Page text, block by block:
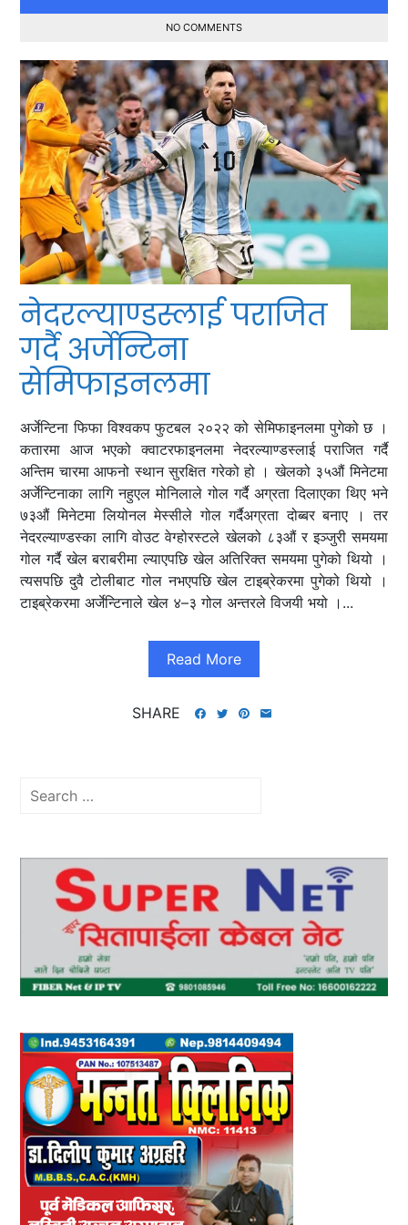
NO COMMENTS
नेदरल्याण्डस्लाई पराजित
गर्दै अर्जेन्टिना
सेमिफाइनलमा
अर्जेन्टिना फिफा विश्वकप फुटबल २०२२ को सेमिफाइनलमा पुगेको छ ।
कतारमा आज भएको क्वाटरफाइनलमा नेदरल्याण्डस्लाई पराजित गर्दै
अन्तिम चारमा आफनो स्थान सुरक्षित गरेको हो । खेलको ३५औं मिनेटमा
अर्जेन्टिनाका लागि नहुएल मोनिलाले गोल गर्दै अग्रता दिलाएका थिए भने
७३औं मिनेटमा लियोनल मेस्सीले गोल गर्दैअग्रता दोब्बर बनाए । तर
नेदरल्याण्डस्का लागि वोउट वेग्होरस्टले खेलको ८३औं र इञ्जुरी समयमा
गोल गर्दै खेल बराबरीमा ल्याएपछि खेल अतिरिक्त समयमा पुगेको थियो ।
त्यसपछि दुवै टोलीबाट गोल नभएपछि खेल टाइब्रेकरमा पुगेको थियो ।
टाइब्रेकरमा अर्जेन्टिनाले खेल ४–३ गोल अन्तरले विजयी भयो ।...
Read More
SHARE
Search